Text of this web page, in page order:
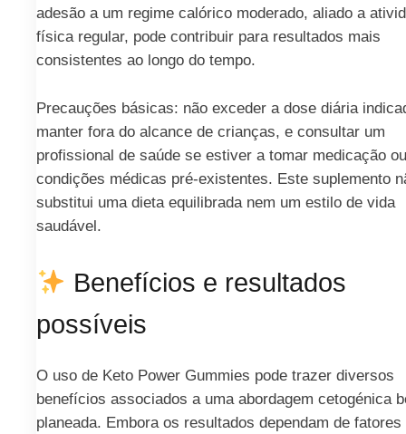
adesão a um regime calórico moderado, aliado a
física regular, pode contribuir para resultados mais
consistentes ao longo do tempo.
Precauções básicas: não exceder a dose diária
manter fora do alcance de crianças, e consultar um
profissional de saúde se estiver a tomar medicação
condições médicas pré-existentes. Este suplemento
substitui uma dieta equilibrada nem um estilo de vida
saudável.
Benefícios e resultados
possíveis
O uso de Keto Power Gummies pode trazer diversos
benefícios associados a uma abordagem cetogénica
planeada. Embora os resultados dependam de fatores